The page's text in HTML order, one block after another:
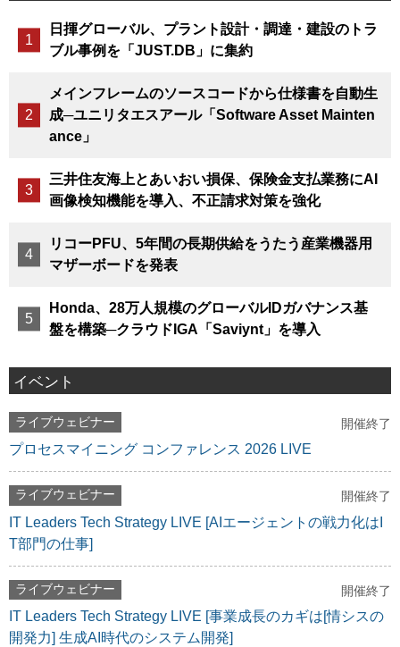
日揮グローバル、プラント設計・調達・建設のトラ
ブル事例を「JUST.DB」に集約
メインフレームのソースコードから仕様書を自動生
成─ユニリタエスアール「Software Asset Mainten
ance」
三井住友海上とあいおい損保、保険金支払業務にAI
画像検知機能を導入、不正請求対策を強化
リコーPFU、5年間の長期供給をうたう産業機器用
マザーボードを発表
Honda、28万人規模のグローバルIDガバナンス基
盤を構築─クラウドIGA「Saviynt」を導入
イベント
ライブウェビナー 開催終了
プロセスマイニング コンファレンス 2026 LIVE
ライブウェビナー 開催終了
IT Leaders Tech Strategy LIVE [AIエージェントの戦力化はI
T部門の仕事]
ライブウェビナー 開催終了
IT Leaders Tech Strategy LIVE [事業成長のカギは[情シスの
開発力] 生成AI時代のシステム開発]